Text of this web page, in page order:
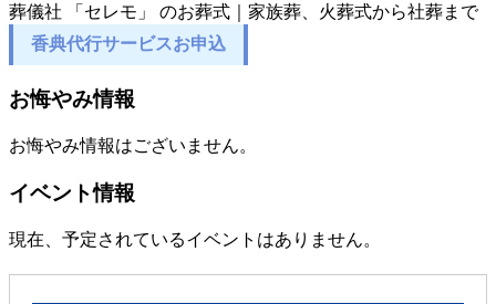
香典代行サービスお申込
お悔やみ情報
お悔やみ情報はございません。
イベント情報
現在、予定されているイベントはありません。